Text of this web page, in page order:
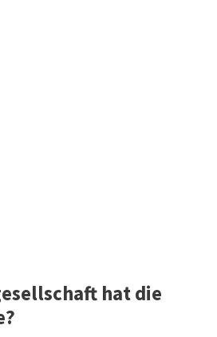
hat die